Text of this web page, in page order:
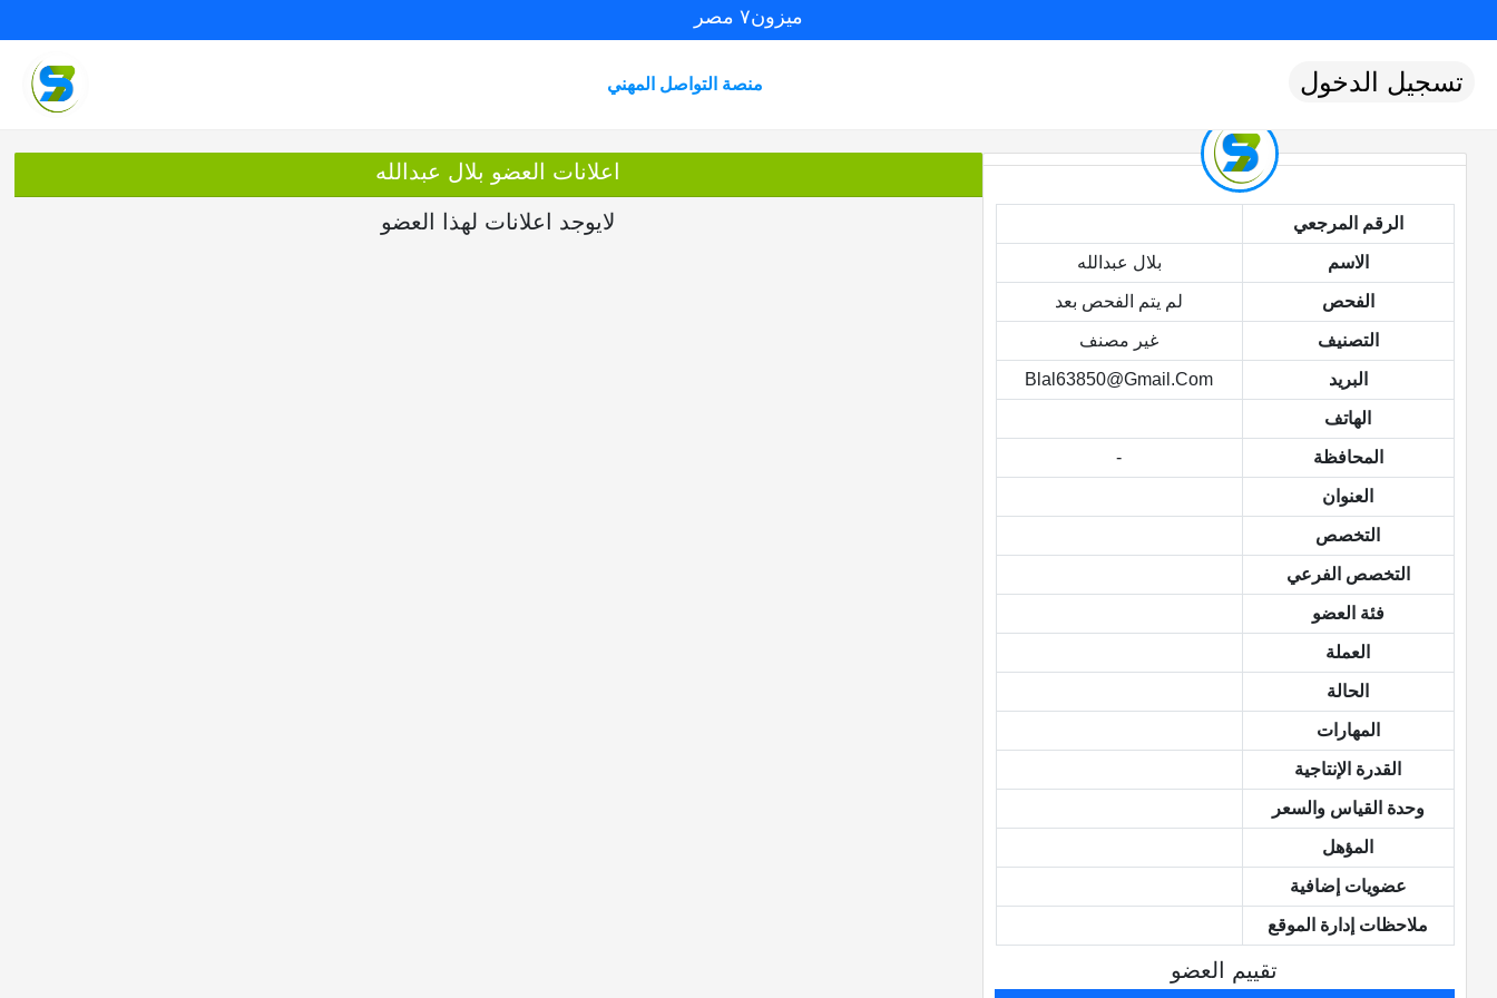
ميزون٧ مصر
منصة التواصل المهني تسجيل الدخول
الرقم المرجعي
الاسم بلال عبدالله
الفحص لم يتم الفحص بعد
التصنيف غير مصنف
البريد Blal63850@gmail.com
الهاتف
المحافظة -
العنوان
التخصص
التخصص الفرعي
فئة العضو
العملة
الحالة
المهارات
القدرة الإنتاجية
وحدة القياس والسعر
المؤهل
عضويات إضافية
ملاحظات إدارة الموقع
تقييم العضو
اعلانات العضو بلال عبدالله
لايوجد اعلانات لهذا العضو